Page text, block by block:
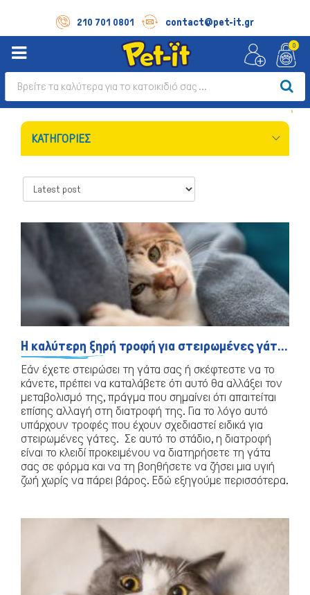
210 701 0801 contact@pet-it.gr
Σκύλος
0
ΚΑΤΗΓΟΡΊΕΣ
Η καλύτερη ξηρή τροφή για στειρωμένες γάτες
Εάν έχετε στειρώσει τη γάτα σας ή σκέφτεστε να το
κάνετε, πρέπει να καταλάβετε ότι αυτό θα αλλάξει τον
μεταβολισμό της, πράγμα που σημαίνει ότι απαιτείται
επίσης αλλαγή στη διατροφή της. Για το λόγο αυτό
υπάρχουν τροφές που έχουν σχεδιαστεί ειδικά για
στειρωμένες γάτες. Σε αυτό το στάδιο, η διατροφή
είναι το κλειδί προκειμένου να διατηρήσετε τη γάτα
σας σε φόρμα και να τη βοηθήσετε να ζήσει μια υγιή
ζωή χωρίς να πάρει βάρος. Εδώ εξηγούμε περισσότερα.